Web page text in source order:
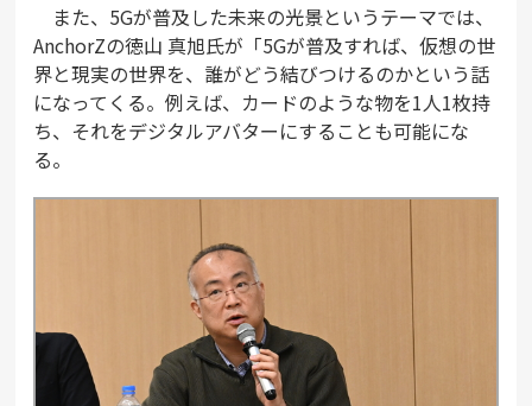
また、5Gが普及した未来の光景というテーマでは、
AnchorZの徳山 真旭氏が「5Gが普及すれば、仮想の世
界と現実の世界を、誰がどう結びつけるのかという話
になってくる。例えば、カードのような物を1人1枚持
ち、それをデジタルアバターにすることも可能にな
る。